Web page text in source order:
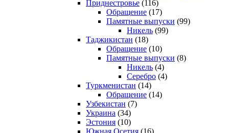
Приднестровье (116)
Обращение (17)
Памятные выпуски (99)
Никель (99)
Таджикистан (18)
Обращение (10)
Памятные выпуски (8)
Никель (4)
Серебро (4)
Туркменистан (14)
Обращение (14)
Узбекистан (7)
Украина (34)
Эстония (10)
Южная Осетия (16)